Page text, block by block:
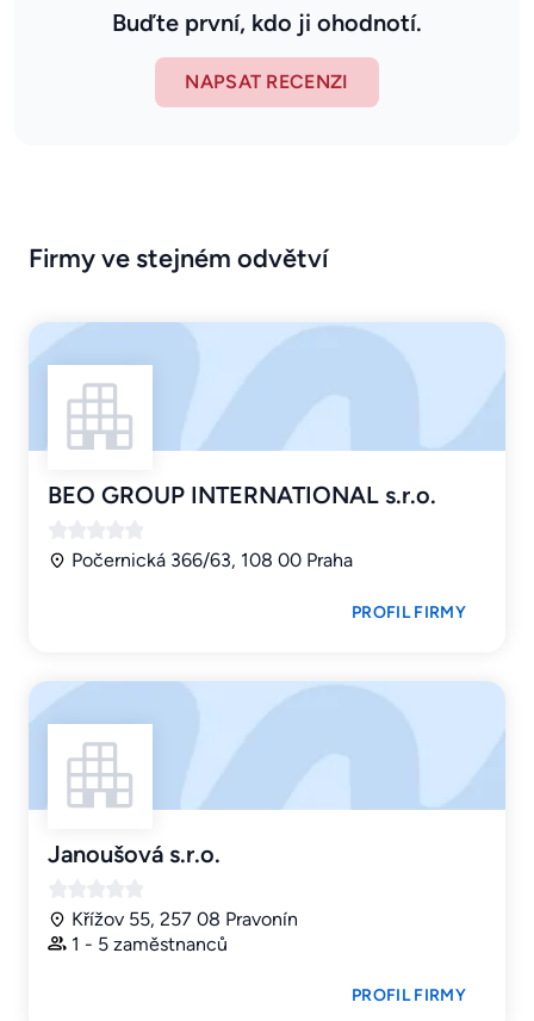
Buďte první, kdo ji ohodnotí.
NAPSAT RECENZI
Firmy ve stejném odvětví
BEO GROUP INTERNATIONAL s.r.o.
Počernická 366/63, 108 00 Praha
PROFIL FIRMY
Janoušová s.r.o.
Křížov 55, 257 08 Pravonín
1 - 5 zaměstnanců
PROFIL FIRMY